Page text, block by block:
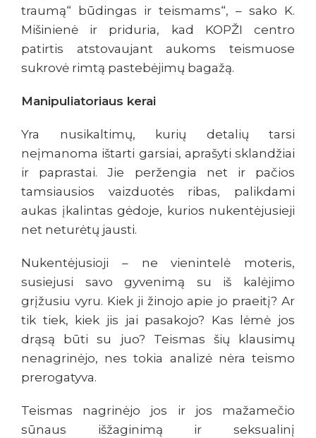
traumą“ būdingas ir teismams“, – sako K.
Mišinienė ir priduria, kad KOPŽI centro
patirtis atstovaujant aukoms teismuose
sukrovė rimtą pastebėjimų bagažą.
Manipuliatoriaus kerai
Yra nusikaltimų, kurių detalių tarsi
neįmanoma ištarti garsiai, aprašyti sklandžiai
ir paprastai. Jie peržengia net ir pačios
tamsiausios vaizduotės ribas, palikdami
aukas įkalintas gėdoje, kurios nukentėjusieji
net neturėtų jausti.
Nukentėjusioji – ne vienintelė moteris,
susiejusi savo gyvenimą su iš kalėjimo
grįžusiu vyru. Kiek ji žinojo apie jo praeitį? Ar
tik tiek, kiek jis jai pasakojo? Kas lėmė jos
drąsą būti su juo? Teismas šių klausimų
nenagrinėjo, nes tokia analizė nėra teismo
prerogatyva.
Teismas nagrinėjo jos ir jos mažamečio
sūnaus išžaginimą ir seksualinį